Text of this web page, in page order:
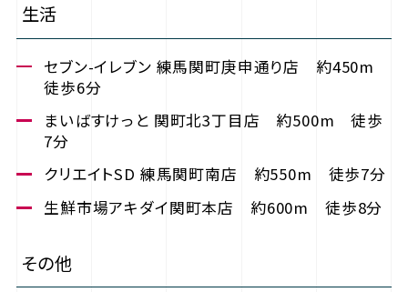
生活
セブン-イレブン 練馬関町庚申通り店 約450m
徒歩6分
まいばすけっと 関町北3丁目店 約500m 徒歩
7分
クリエイトSD 練馬関町南店 約550m 徒歩7分
生鮮市場アキダイ関町本店 約600m 徒歩8分
その他